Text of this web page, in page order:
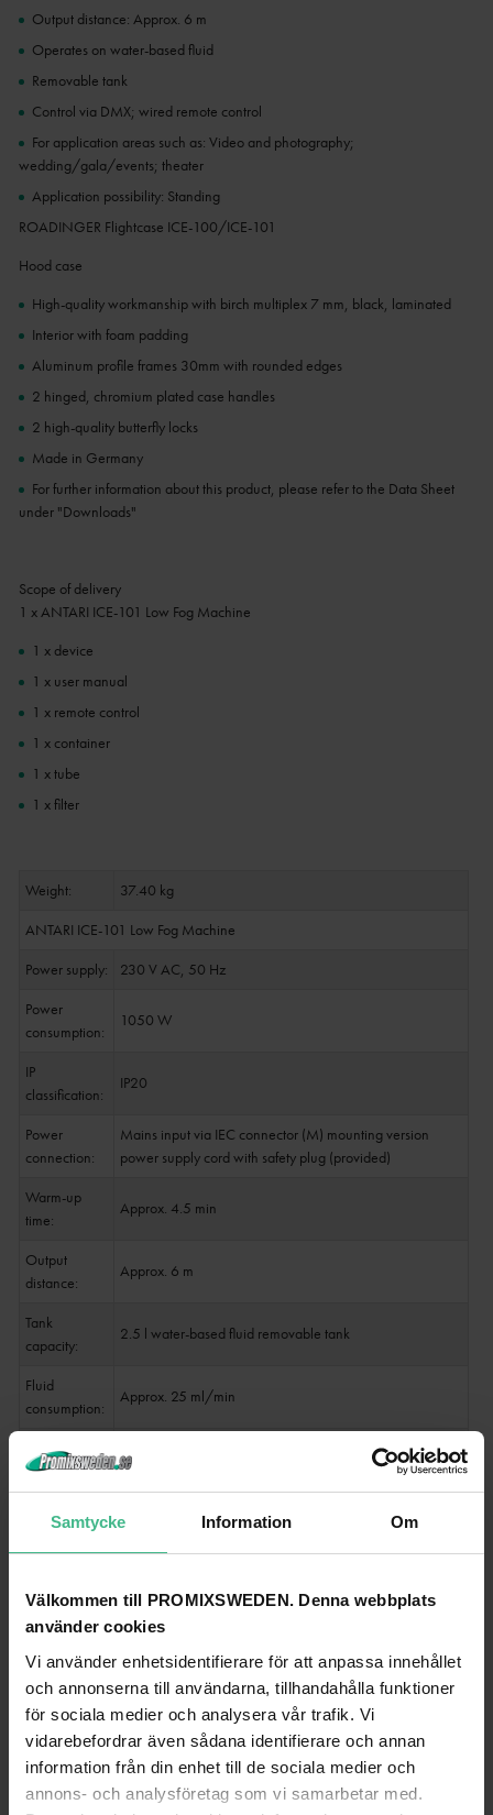
Samtycke Information Om
Välkommen till PROMIXSWEDEN. Denna webbplats
använder cookies
Vi använder enhetsidentifierare för att anpassa innehållet
och annonserna till användarna, tillhandahålla funktioner
för sociala medier och analysera vår trafik. Vi
vidarebefordrar även sådana identifierare och annan
information från din enhet till de sociala medier och
annons- och analysföretag som vi samarbetar med.
Output distance: Approx. 6 m
Operates on water-based fluid
Removable tank
Control via DMX; wired remote control
For application areas such as: Video and photography;
wedding/gala/events; theater
Application possibility: Standing
ROADINGER Flightcase ICE-100/ICE-101
Hood case
High-quality workmanship with birch multiplex 7 mm, black, laminated
Interior with foam padding
Aluminum profile frames 30mm with rounded edges
2 hinged, chromium plated case handles
2 high-quality butterfly locks
Made in Germany
For further information about this product, please refer to the Data Sheet
under "Downloads"
Scope of delivery
1 x ANTARI ICE-101 Low Fog Machine
1 x device
1 x user manual
1 x remote control
1 x container
1 x tube
1 x filter
Weight:
37.40 kg
ANTARI ICE-101 Low Fog Machine
Power supply:
230 V AC, 50 Hz
Power
consumption:
1050 W
IP
classification:
IP20
Power
connection:
Mains input via IEC connector (M) mounting version
power supply cord with safety plug (provided)
Warm-up
time:
Approx. 4.5 min
Output
distance:
Approx. 6 m
Tank
capacity:
2.5 l water-based fluid removable tank
Fluid
consumption:
Approx. 25 ml/min
DMX
channels:
1
DMX output:
1 x 3-pin XLR (F) mounting version
Control:
DMX; wired remote control
Housing
color:
Color: Silver
Width: 36 cm
Depth: 54 cm
Height: 51 cm